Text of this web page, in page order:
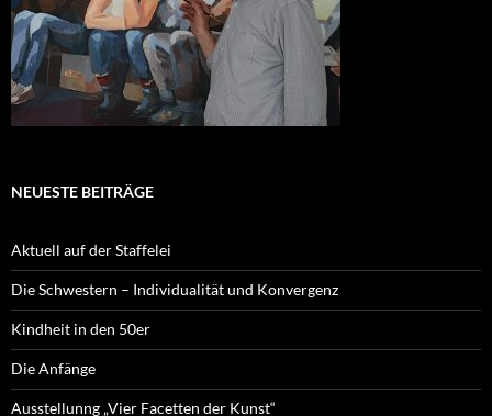
NEUESTE BEITRÄGE
Aktuell auf der Staffelei
Die Schwestern – Individualität und Konvergenz
Kindheit in den 50er
Die Anfänge
Ausstellunng „Vier Facetten der Kunst“